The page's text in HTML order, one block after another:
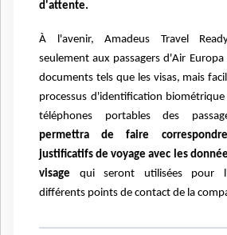
d'attente.
À l'avenir, Amadeus Travel
seulement aux passagers d'Air
documents tels que les visas, mais
processus d'identification
téléphones portables des
permettra de faire
justificatifs de voyage avec les
visage qui seront utilisées pour
différents points de contact de la